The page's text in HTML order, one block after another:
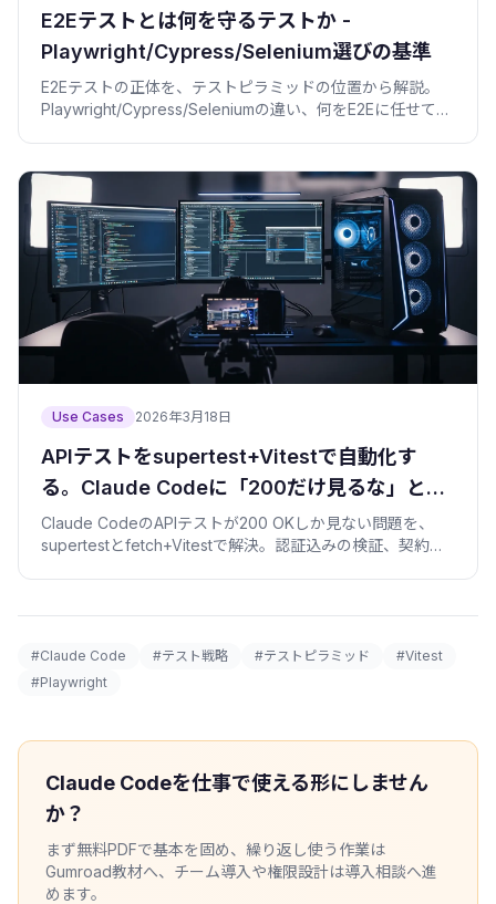
E2Eテストとは何を守るテストか -
Playwright/Cypress/Selenium選びの基準
E2Eテストの正体を、テストピラミッドの位置から解説。
Playwright/Cypress/Seleniumの違い、何をE2Eに任せて何
Use Cases 2026年3月18日
APIテストをsupertest+Vitestで自動化す
る。Claude Codeに「200だけ見るな」と言
う話
Claude CodeのAPIテストが200 OKしか見ない問題を、
supertestとfetch+Vitestで解決。認証込みの検証、契約テ
#Claude Code #テスト戦略 #テストピラミッド
#Vitest
#Playwright
Claude Codeを仕事で使える形にしません
か？
まず無料PDFで基本を固め、繰り返し使う作業は
Gumroad教材へ、チーム導入や権限設計は導入相談へ進
めます。